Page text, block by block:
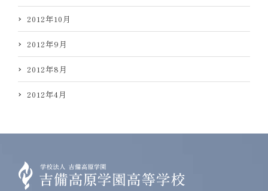
2012年10月
2012年9月
2012年8月
2012年4月